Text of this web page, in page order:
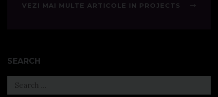
VEZI MAI MULTE ARTICOLE IN PROJECTS
SEARCH
Search
for: